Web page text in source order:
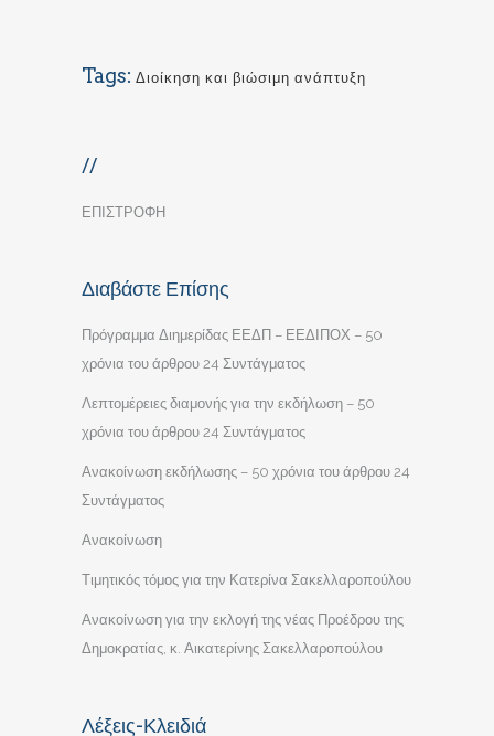
Tags: Διοίκηση και βιώσιμη ανάπτυξη
//
ΕΠΙΣΤΡΟΦΗ
Διαβάστε Επίσης
Πρόγραμμα Διημερίδας ΕΕΔΠ – ΕΕΔΙΠΟΧ – 50
χρόνια του άρθρου 24 Συντάγματος
Λεπτομέρειες διαμονής για την εκδήλωση – 50
χρόνια του άρθρου 24 Συντάγματος
Ανακοίνωση εκδήλωσης – 50 χρόνια του άρθρου 24
Συντάγματος
Ανακοίνωση
Τιμητικός τόμος για την Κατερίνα Σακελλαροπούλου
Ανακοίνωση για την εκλογή της νέας Προέδρου της
Δημοκρατίας, κ. Αικατερίνης Σακελλαροπούλου
Λέξεις-Κλειδιά